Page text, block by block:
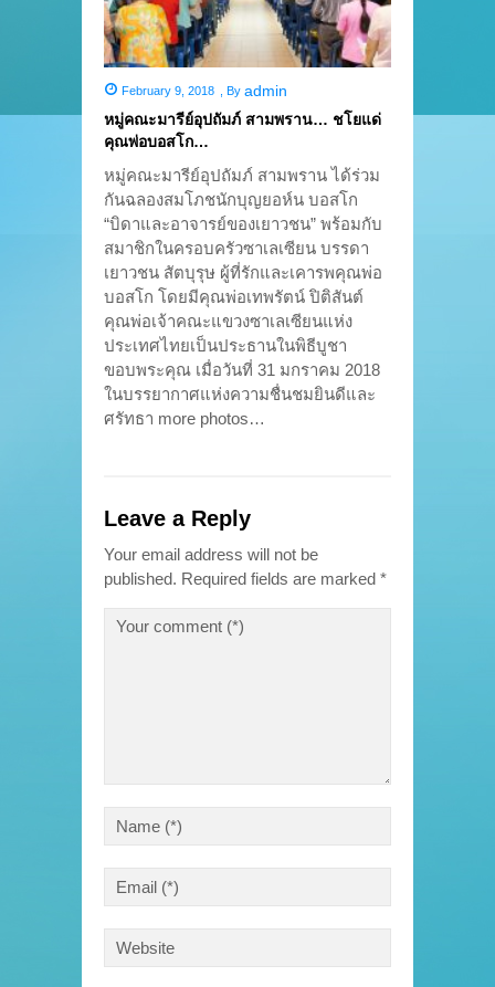
February 9, 2018 By admin
หมู่คณะมารีย์อุปถัมภ์ สามพราน… ชโยแด่
คุณพ่อบอสโก…
หมู่คณะมารีย์อุปถัมภ์ สามพราน ได้ร่วม
กันฉลองสมโภชนักบุญยอห์น บอสโก
“บิดาและอาจารย์ของเยาวชน” พร้อมกับ
สมาชิกในครอบครัวซาเลเซียน บรรดา
เยาวชน สัตบุรุษ ผู้ที่รักและเคารพคุณพ่อ
บอสโก โดยมีคุณพ่อเทพรัตน์ ปิติสันต์
คุณพ่อเจ้าคณะแขวงซาเลเซียนแห่ง
ประเทศไทยเป็นประธานในพิธีบูชา
ขอบพระคุณ เมื่อวันที่ 31 มกราคม 2018
ในบรรยากาศแห่งความชื่นชมยินดีและ
ศรัทธา more photos…
Leave a Reply
Your email address will not be
published. Required fields are marked *